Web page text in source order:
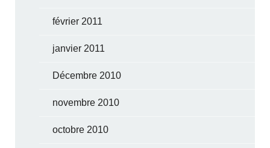
février 2011
janvier 2011
Décembre 2010
novembre 2010
octobre 2010